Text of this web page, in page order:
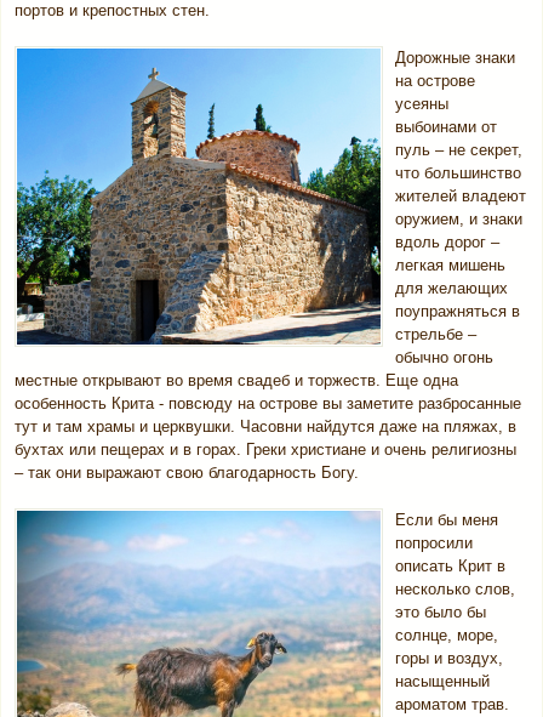
портов и крепостных стен.
Дорожные знаки
на острове
усеяны
выбоинами от
пуль – не секрет,
что большинство
жителей владеют
оружием, и знаки
вдоль дорог –
легкая мишень
для желающих
поупражняться в
стрельбе –
обычно огонь
местные открывают во время свадеб и торжеств. Еще одна
особенность Крита - повсюду на острове вы заметите разбросанные
тут и там храмы и церквушки. Часовни найдутся даже на пляжах, в
бухтах или пещерах и в горах. Греки христиане и очень религиозны
– так они выражают свою благодарность Богу.
Если бы меня
попросили
описать Крит в
несколько слов,
это было бы
солнце, море,
горы и воздух,
насыщенный
ароматом трав.